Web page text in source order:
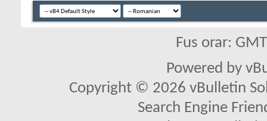
Fus orar:
Powered by
Copyright © 2026 vBulletin
Search Engine